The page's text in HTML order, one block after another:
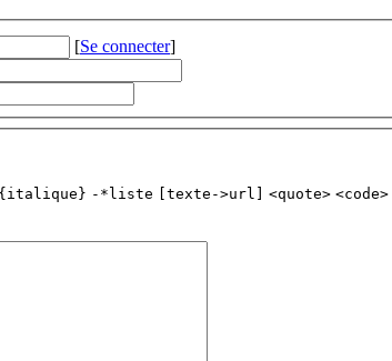
[Se connecter]
{italique} -*liste [texte->url] <quote> <code>